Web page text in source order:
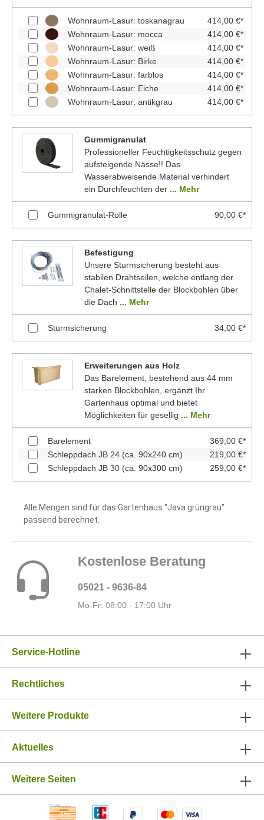
Wohnraum-Lasur: toskanagrau
414,00 €*
Wohnraum-Lasur: mocca
414,00 €*
Wohnraum-Lasur: weiß
414,00 €*
Wohnraum-Lasur: Birke
414,00 €*
Wohnraum-Lasur: farblos
414,00 €*
Wohnraum-Lasur: Eiche
414,00 €*
Wohnraum-Lasur: antikgrau
414,00 €*
Gummigranulat
Professioneller Feuchtigkeitsschutz gegen
aufsteigende Nässe!! Das
Wasserabweisende Material verhindert
ein Durchfeuchten der ... Mehr
Gummigranulat-Rolle 90,00 €*
Befestigung
Unsere Sturmsicherung besteht aus
stabilen Drahtseilen, welche entlang der
Chalet-Schnittstelle der Blockbohlen über
die Dach ... Mehr
Sturmsicherung 34,00 €*
Erweiterungen aus Holz
Das Barelement, bestehend aus 44 mm
starken Blockbohlen, ergänzt Ihr
Gartenhaus optimal und bietet
Möglichkeiten für gesellig ... Mehr
Barelement
369,00 €*
Schleppdach JB 24 (ca. 90x240 cm)
219,00 €*
Schleppdach JB 30 (ca. 90x300 cm)
259,00 €*
Alle Mengen sind für das Gartenhaus "Java grüngrau"
passend berechnet.
Kostenlose Beratung
05021 - 9636-84
Mo-Fr: 08:00 - 17:00 Uhr
Service-Hotline
Rechtliches
Weitere Produkte
Aktuelles
Weitere Seiten